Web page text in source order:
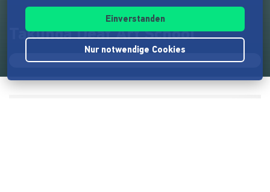
Takunda Deaf Art School
Einverstanden
Nur notwendige Cookies